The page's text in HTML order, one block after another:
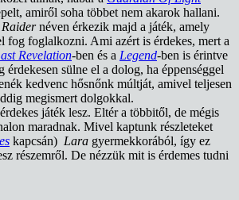
amiről soha többet nem akarok hallani.
Raidernéven érkezik majd a játék, amely
fog foglalkozni. Ami azért is érdekes, mert a
Revelation-ben és a Legend-ben is érintve
érdekesen sülne el a dolog, ha éppenséggel
kedvenc hősnőnk múltját, amivel teljesen
megismert dolgokkal.
játék lesz. Eltér a többitől, de mégis
maradnak. Mivel kaptunk részleteket
kapcsán) Lara gyermekkorából, így ez
részemről. De nézzük mit is érdemes tudni